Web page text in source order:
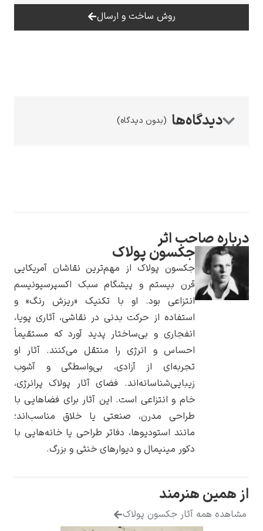
پیر آگوست رنوآر
پل سزان
یوهانس فرمیر
پرفروش‌ترین
تابلوها
روش ساخت و ارسال
(بدون دیدگاه)
درباره صاحب اثر
جکسون پولاک
جکسون پولاک از مهم‌ترین نقاشان آمریکایی
قرن بیستم و پیشگام سبک اکسپرسیونیسم
انتزاعی بود. او با تکنیک «ریزش رنگ» و
استفاده از حرکت بدنی در نقاشی، آثاری پویا،
انفجاری و بی‌ساختار پدید آورد که مستقیماً
احساس و انرژی را منتقل می‌کنند. آثار او
تجربه‌ای از آزادی، بی‌واسطگی و آشوب
زیبایی‌شناسانه‌اند. فضای آثار پولاک پرانرژی،
خام و انتزاعی است. این آثار برای فضاهایی با
طراحی مدرن، صنعتی یا خلاق مناسب‌اند؛
مانند استودیوها، دفاتر طراحی یا خانه‌هایی با
دکور مینیمال و دیوارهای خنثی و بزرگ.
از همین هنرمند
مشاهده همه آثار جکسون پولاک